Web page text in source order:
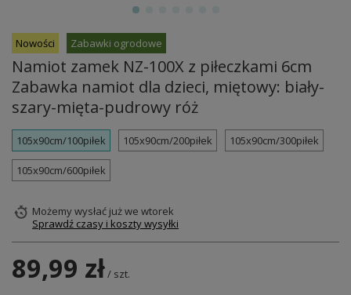
Nowości Zabawki ogrodowe
Namiot zamek NZ-100X z piłeczkami 6cm
Zabawka namiot dla dzieci, miętowy: biały-
szary-mięta-pudrowy róż
105x90cm/100piłek 105x90cm/200piłek 105x90cm/300piłek
105x90cm/600piłek
Możemy wysłać jużwe wtorek
Sprawdź czasy i koszty wysyłki
89,99 zł/ szt.